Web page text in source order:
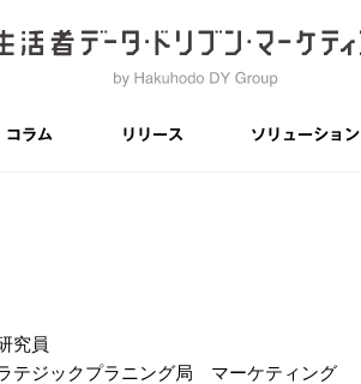
コラム リリース ソリューション
究員
テジックプラニング局 マーケティング